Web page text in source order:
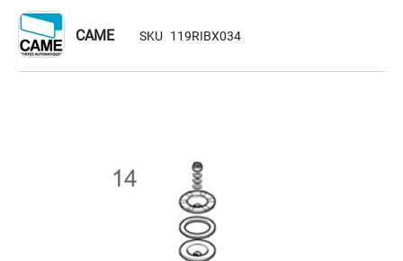
CAME SKU 119RIBX034